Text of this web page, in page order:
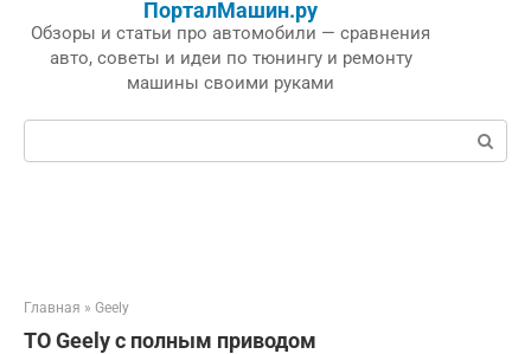
ПорталМашин.ру
Обзоры и статьи про автомобили — сравнения
авто, советы и идеи по тюнингу и ремонту
машины своими руками
Поиск:
Главная » Geely
ТО Geely с полным приводом